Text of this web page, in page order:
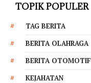
TOPIK POPULER
TAG BERITA
BERITA OLAHRAGA
BERITA OTOMOTIF
KEJAHATAN